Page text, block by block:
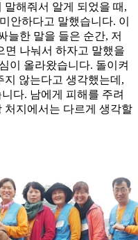
말해줘서 알게 되었을 때,
안하다고 말했습니다. 이
늘한 말을 들은 순간, 저
면 나눠서 하자고 말했을
이 올라왔습니다. 돌이켜
지 않는다고 생각했는데,
다. 남에게 피해를 주려
처지에서는 다르게 생각할